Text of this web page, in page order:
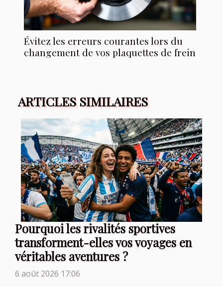
Évitez les erreurs courantes lors du
changement de vos plaquettes de frein
ARTICLES SIMILAIRES
Pourquoi les rivalités sportives
transforment-elles vos voyages en
véritables aventures ?
6 août 2026 17:06